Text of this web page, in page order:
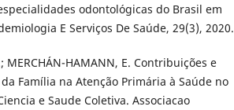
odontológicas do Brasil em
E Serviços De Saúde, 29(3), 2020.
MERCHÁN-HAMANN, E. Contribuições e
Família na Atenção Primária à Saúde no
e Saude Coletiva. Associacao